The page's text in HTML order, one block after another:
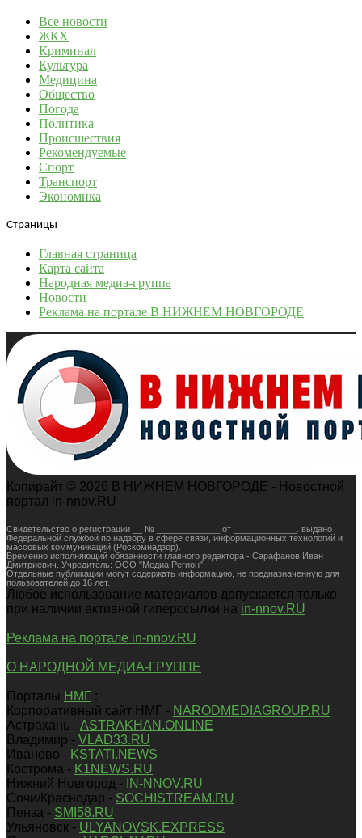
Все новости
ЖКХ
Криминал
Культура
Медицина
Общество
Погода
Политика
Происшествия
Рекомендуемые
Спорт
Транспорт
Экономика
Страницы
Главная страница
Карта сайта
Народная медиа-группа
Новости
Реклама на портале В НИЖНЕМ НОВГОРОДЕ
Копирайт © 2026 В НИЖНЕМ НОВГОРОДЕ - Новостной
портал in-nnov.RU
Свидетельство о регистрации __ № _____________ от _____________. выдано
Федеральной службой по надзору в сфере связи, информационных технологий и
массовых коммуникаций (Роскомнадзор).
Временно исполняющий обязанности главного редактора - Сарафанов Иван
Дмитриевич. Учредитель: ООО "Медиа Регион".
Отдельные публикации могут содержать информацию, не предназначенную для
пользователей до 16 лет.
Любое использование материалов допускается только
при наличии активной гиперссылки на in-nnov.RU
Реклама на портале in-nnov.RU
О НАРОДНОЙ МЕДИА-ГРУППЕ
Порталы НМГ :
Корпоративный сайт НМГ - NARODMEDIAGROUP.RU
Астрахань - ASTRAKHAN.ONLINE
Владимир - VLAD33.RU
Иваново - KSTATI.NEWS
Кострома - K1NEWS.RU
Нижний Новгород -
IN-NNOV.RU
Сочи/Краснодар - SOCHISTREAM.RU
Пенза - SMI58.RU
Ульяновск - ULYANOVSK.EXPRESS